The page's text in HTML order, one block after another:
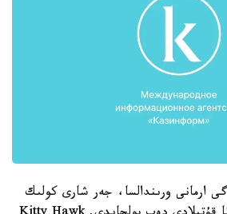
ارمانى ورىندالسا، جەر شارى كولىك